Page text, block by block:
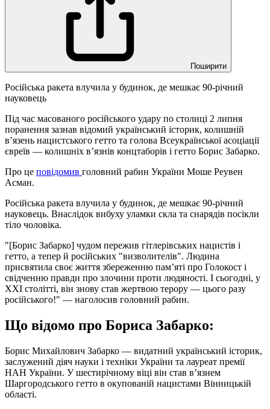
Поширити
Російська ракета влучила у будинок, де мешкає 90-річний
науковець
Під час масованого російського удару по столиці 2 липня
поранення зазнав відомий український історик, колишній
в’язень нацистського гетто та голова Всеукраїнської асоціації
євреїв — колишніх в’язнів концтаборів і гетто Борис Забарко.
Про це повідомив головний рабин України Моше Реувен
Асман.
Російська ракета влучила у будинок, де мешкає 90-річний
науковець. Внаслідок вибуху уламки скла та снарядів посікли
тіло чоловіка.
"[Борис Забарко] чудом пережив гітлерівських нацистів і
гетто, а тепер й російських "визволителів". Людина
присвятила своє життя збереженню пам’яті про Голокост і
свідченню правди про злочини проти людяності. І сьогодні, у
XXI столітті, він знову став жертвою терору — цього разу
російського!" — наголосив головний рабин.
Що відомо про Бориса Забарко:
Борис Михайлович Забарко — видатний український історик,
заслужений діяч науки і техніки України та лауреат премії
НАН України. У шестирічному віці він став в’язнем
Шаргородського гетто в окупованій нацистами Вінницькій
області.